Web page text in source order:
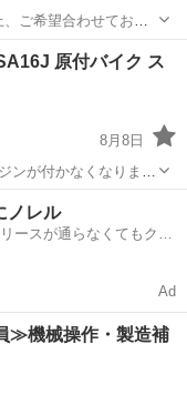
ご希望合わせてお願
、充分ご検討の後に
イク ス
8月8日
ンが付かなくなりまし
限定です。
ノレル
ースが通らなくてもクル
Ad
≫機械操作・製造補